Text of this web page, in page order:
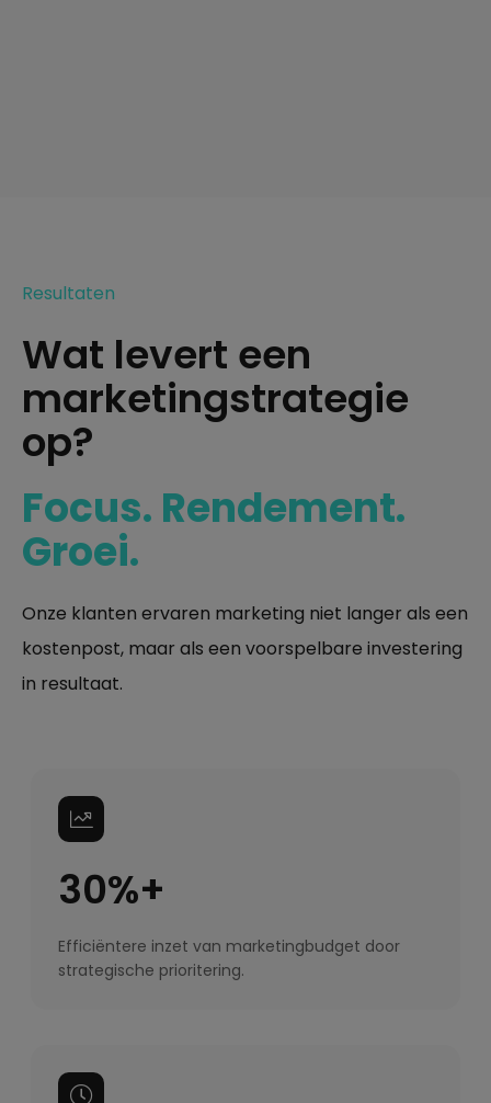
Resultaten
Wat levert een
marketingstrategie
op?
Focus. Rendement.
Groei.
Onze klanten ervaren marketing niet langer als een
kostenpost, maar als een voorspelbare investering
in resultaat.
30%+
Efficiëntere inzet van marketingbudget door
strategische prioritering.